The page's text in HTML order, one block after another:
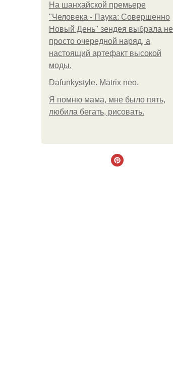
На шанхайской премьере
"Человека - Паука: Совершенно
Новый День" зендея выбрала не
просто очередной наряд, а
настоящий артефакт высокой
моды.
Dafunkystyle. Matrix neo.
Я помню мама, мне было пять,
любила бегать, рисовать.